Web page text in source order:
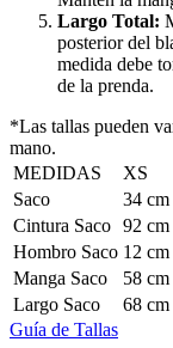
Largo Total:
posterior del
medida debe
de la prenda.
*Las tallas pueden
mano.
MEDIDAS
XS
Saco
34 cm
Cintura Saco 92 cm
Hombro Saco 12 cm
Manga Saco
58 cm
Largo Saco
68 cm
Guía de Tallas